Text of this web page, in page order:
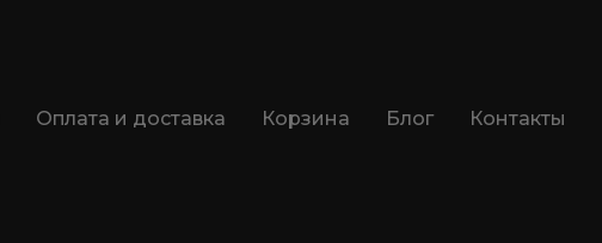
Оплата и доставка Корзина Блог Контакты